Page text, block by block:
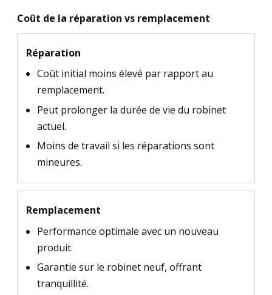
Coût de la réparation vs remplacement
Réparation
Coût initial moins élevé par rapport au
remplacement.
Peut prolonger la durée de vie du robinet
actuel.
Moins de travail si les réparations sont
mineures.
Remplacement
Performance optimale avec un nouveau
produit.
Garantie sur le robinet neuf, offrant
tranquillité.